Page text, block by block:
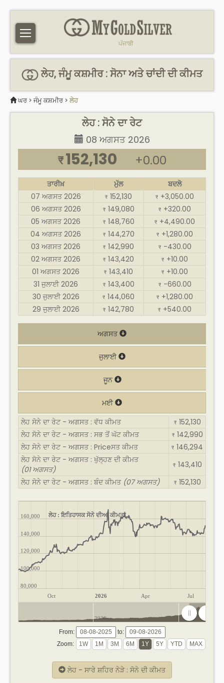
ਪੰਜਾਬੀ
ਲੇਹ, ਜੰਮੂ ਕਸ਼ਮੀਰ : ਸੋਨਾ ਅਤੇ ਚਾਂਦੀ ਦੀ ਕੀਮਤ
ਘਰ > ਜੰਮੂ ਕਸ਼ਮੀਰ > ਲੇਹ
ਲੇਹ : ਸੋਨੇ ਦਾ ਰੇਟ
08 ਅਗਸਤ 2026
₹ 152,130 +0.00
ਤਾਰੀਖ਼ ਮੁੱਲ
ਬਦਲੋ
07 ਅਗਸਤ 2026
₹ 152,130 ₹ +3,050.00
06 ਅਗਸਤ 2026
₹ 149,080 ₹ +320.00
05 ਅਗਸਤ 2026
₹ 148,760 ₹ +4,490.00
04 ਅਗਸਤ 2026
₹ 144,270 ₹ +1,280.00
03 ਅਗਸਤ 2026
₹ 142,990 ₹ -430.00
02 ਅਗਸਤ 2026
₹ 143,420 ₹ +10.00
01 ਅਗਸਤ 2026
₹ 143,410 ₹ +10.00
31 ਜੁਲਾਈ 2026
₹ 143,400 ₹ -660.00
30 ਜੁਲਾਈ 2026
₹ 144,060 ₹ +1,280.00
29 ਜੁਲਾਈ 2026
₹ 142,780 ₹ +540.00
ਅਗਸਤ
ਜੁਲਾਈ
ਜੂਨ
ਮਈ
ਲੇਹ ਸੋਨੇ ਦਾ ਰੇਟ - ਅਗਸਤ : ਵੱਧ ਕੀਮਤ
₹ 152,130
ਲੇਹ ਸੋਨੇ ਦਾ ਰੇਟ - ਅਗਸਤ : ਸਭ ਤੋਂ ਘੱਟ ਕੀਮਤ
₹ 142,990
ਲੇਹ ਸੋਨੇ ਦਾ ਰੇਟ - ਅਗਸਤ : Priceਸਤ ਕੀਮਤ
₹ 146,294
ਲੇਹ ਸੋਨੇ ਦਾ ਰੇਟ - ਅਗਸਤ : ਖੁੱਲ੍ਹਣ ਦੀ ਕੀਮਤ
(01 ਅਗਸਤ)
₹ 143,410
ਲੇਹ ਸੋਨੇ ਦਾ ਰੇਟ - ਅਗਸਤ : ਬੰਦ ਕੀਮਤ (07 ਅਗਸਤ) ₹ 152,130
ਲੇਹ : ਇਤਿਹਾਸਕ ਸੋਨੇ ਦੀਆਂ ਕੀਮਤਾਂ
Oct 2026 Apr Jul
80,000
100,000
120,000
140,000
160,000
2020 2025
From:
to:
Zoom:
ਲੇਹ - ਸਾਰੇ ਸ਼ਹਿਰ ਨੇੜੇ : ਸੋਨੇ ਦੀ ਕੀਮਤ